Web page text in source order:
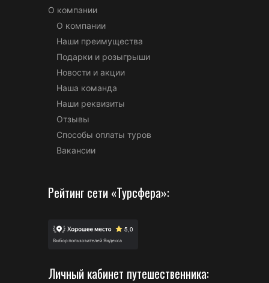
О компании
О компании
Наши преимущества
Подарки и розыгрыши
Новости и акции
Наша команда
Наши реквизиты
Отзывы
Способы оплаты туров
Вакансии
Рейтинг сети «Турсфера»:
Личный кабинет путешественника: